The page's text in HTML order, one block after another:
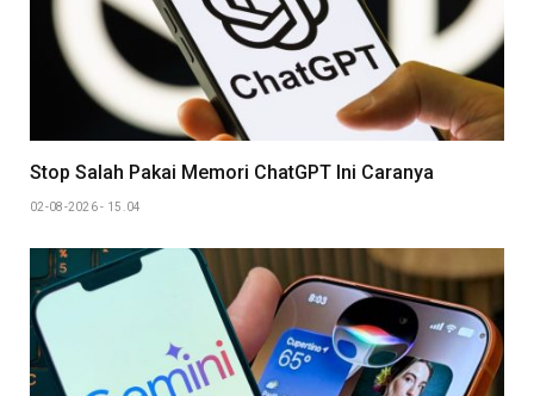
Stop Salah Pakai Memori ChatGPT Ini Caranya
02-08-2026 - 15.04